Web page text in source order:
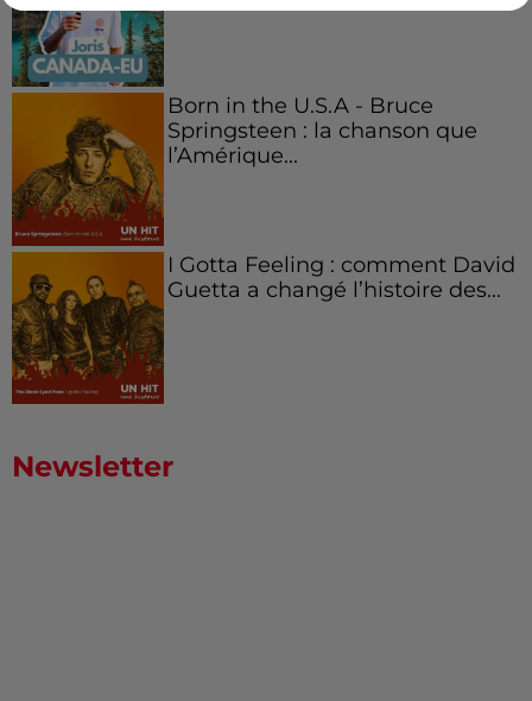
Born in the U.S.A - Bruce
Springsteen : la chanson que
l’Amérique...
I Gotta Feeling : comment David
Guetta a changé l’histoire des...
Newsletter